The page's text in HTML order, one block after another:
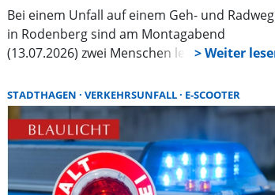
Bei einem Unfall auf einem Geh- und Radweg
in Rodenberg sind am Montagabend
(13.07.2026) zwei Menschen leicht verletzt
Jähriger aus Bad Nenndorf gegen 18.40 Uhr
mit einem E-Scooter vom Sportplatz in
Richtung Sudewiese unterwegs. Auf dem
Roller befand sich verbotswidrig ein 19-
jähriger Mitfahrer aus der Samtgemeinde
Rodenberg.
STADTHAGEN VERKEHRSUNFALL E-SCOOTER